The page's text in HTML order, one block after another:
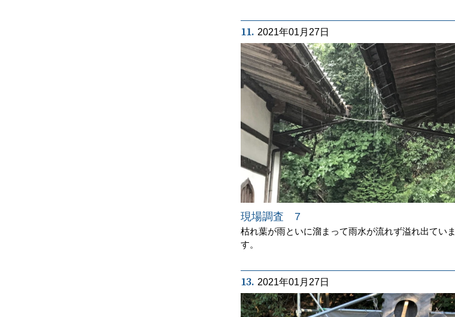
11. 2021年01月27日
現場調査 7
枯れ葉が雨といに溜まって雨水が流れず溢れ出ていま
す。
13. 2021年01月27日